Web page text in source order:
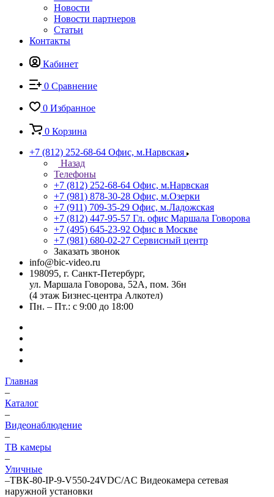
Новости
Новости партнеров
Статьи
Контакты
Кабинет
0 Сравнение
0 Избранное
0 Корзина
+7 (812) 252-68-64 Офис, м.Нарвская
Назад
Телефоны
+7 (812) 252-68-64 Офис, м.Нарвская
+7 (981) 878-30-28 Офис, м.Озерки
+7 (911) 709-35-29 Офис, м.Ладожская
+7 (812) 447-95-57 Гл. офис Маршала Говорова
+7 (495) 645-23-92 Офис в Москве
+7 (981) 680-02-27 Сервисный центр
Заказать звонок
info@bic-video.ru
198095, г. Санкт-Петербург,
ул. Маршала Говорова, 52А, пом. 36н
(4 этаж Бизнес-центра Алкотел)
Пн. – Пт.: с 9:00 до 18:00
Главная
–
Каталог
–
Видеонаблюдение
–
ТВ камеры
–
Уличные
–ТВК-80-IP-9-V550-24VDC/AC Видеокамера сетевая
наружной установки